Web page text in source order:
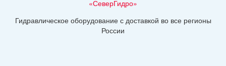
Гидравлическое оборудование с доставкой во все регионы
России